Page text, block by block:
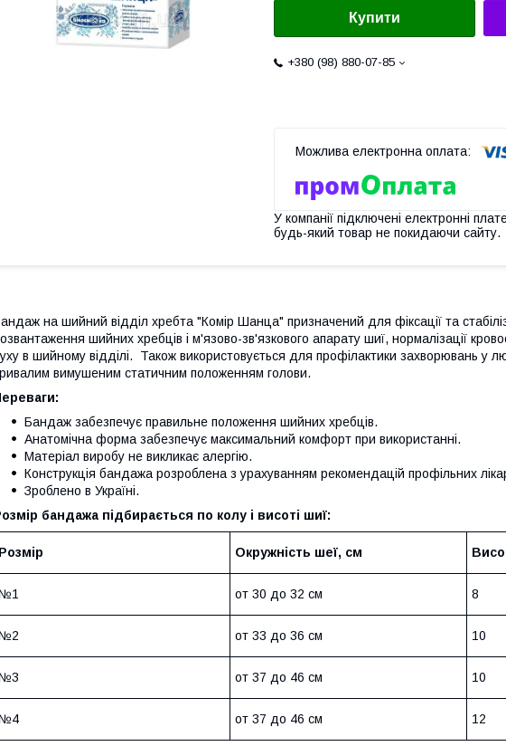
Купити
+380 (98) 880-07-85
У компанії підключені електронні
будь-який товар не покидаючи сайту.
на шийний відділ хребта "Комір Шанца" призначений для фіксації та
шийних хребців і м'язово-зв'язкового апарату шиї, нормалізації
в шийному відділі. Також використовується для профілактики захворювань у
вимушеним статичним положенням голови.
Бандаж забезпечує правильне положення шийних хребців.
Анатомічна форма забезпечує максимальний комфорт при використанні.
Матеріал виробу не викликає алергію.
Конструкція бандажа розроблена з урахуванням рекомендацій профільних
Зроблено в Україні.
бандажа підбирається по колу і висоті шиї:
Розмір Окружність шеї, см
№1 от 30 до 32 см 8
№2 от 33 до 36 см 10
№3 от 37 до 46 см 10
№4 от 37 до 46 см 12